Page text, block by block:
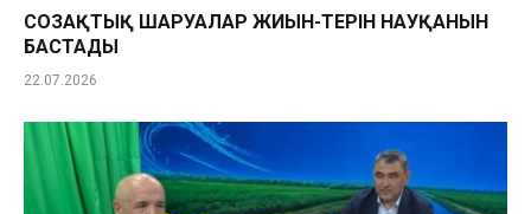
СОЗАҚТЫҚ ШАРУАЛАР ЖИЫН-ТЕРІН НАУҚАНЫН
БАСТАДЫ
22.07.2026